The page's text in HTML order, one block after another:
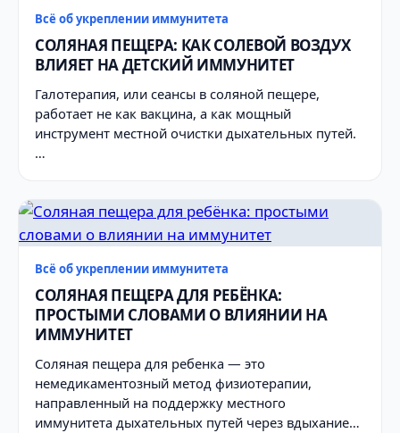
Всё об укреплении иммунитета
СОЛЯНАЯ ПЕЩЕРА: КАК СОЛЕВОЙ ВОЗДУХ
ВЛИЯЕТ НА ДЕТСКИЙ ИММУНИТЕТ
Галотерапия, или сеансы в соляной пещере,
работает не как вакцина, а как мощный
инструмент местной очистки дыхательных путей.
…
Всё об укреплении иммунитета
СОЛЯНАЯ ПЕЩЕРА ДЛЯ РЕБЁНКА:
ПРОСТЫМИ СЛОВАМИ О ВЛИЯНИИ НА
ИММУНИТЕТ
Соляная пещера для ребенка — это
немедикаментозный метод физиотерапии,
направленный на поддержку местного
иммунитета дыхательных путей через вдыхание…